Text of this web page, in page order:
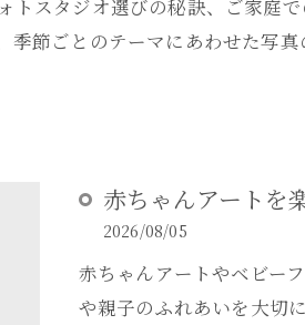
トスタジオ選びの秘訣、ご家庭
季節ごとのテーマにあわせた写
赤ちゃんアートを
2026/08/05
赤ちゃんアートやベビー
や親子のふれあいを大切